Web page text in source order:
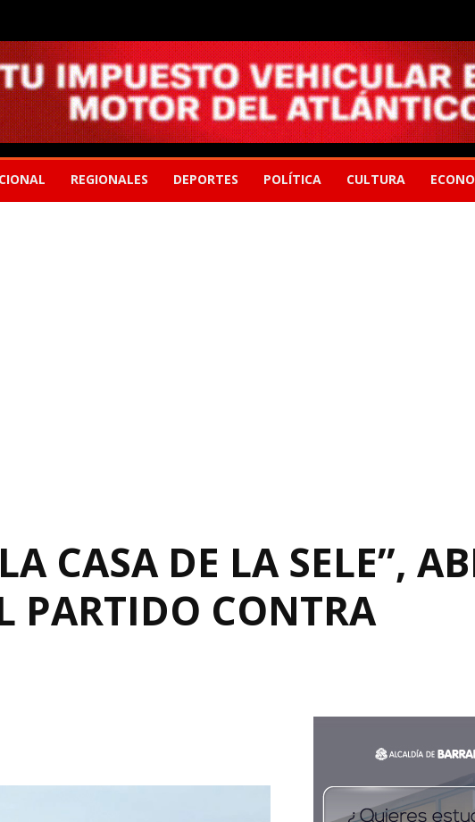
REGIONALES DEPORTES POLÍTICA CULTURA
CASA DE LA SELE”,
PARTIDO CONTRA